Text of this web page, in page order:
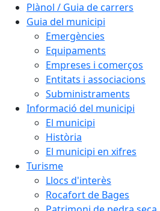
Plànol / Guia de carrers
Guia del municipi
Emergències
Equipaments
Empreses i comerços
Entitats i associacions
Subministraments
Informació del municipi
El municipi
Història
El municipi en xifres
Turisme
Llocs d'interès
Rocafort de Bages